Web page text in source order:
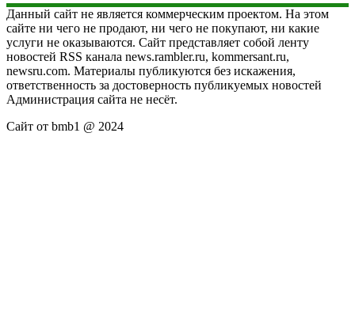
Данный сайт не является коммерческим проектом. На этом
сайте ни чего не продают, ни чего не покупают, ни какие
услуги не оказываются. Сайт представляет собой ленту
новостей RSS канала news.rambler.ru, kommersant.ru,
newsru.com. Материалы публикуются без искажения,
ответственность за достоверность публикуемых новостей
Администрация сайта не несёт.
Сайт от bmb1 @ 2024